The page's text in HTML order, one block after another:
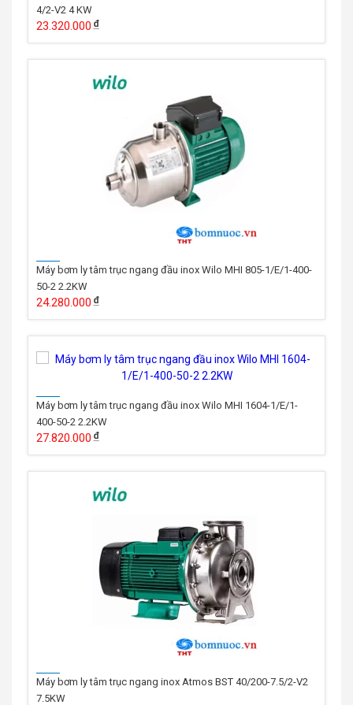
4/2-V2 4 KW
23.320.000
Máy bơm ly tâm trục ngang đầu inox Wilo MHI 805-1/E/1-400-
50-2 2.2KW
24.280.000
Máy bơm ly tâm trục ngang đầu inox Wilo MHI 1604-1/E/1-
400-50-2 2.2KW
27.820.000
Máy bơm ly tâm trục ngang inox Atmos BST 40/200-7.5/2-V2
7.5KW